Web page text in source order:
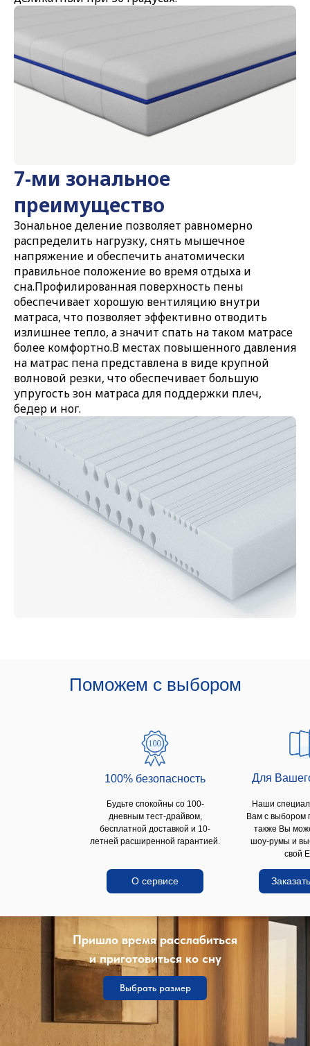
7-ми зональное
преимущество
Зональное деление позволяет равномерно
распределить нагрузку, снять мышечное
напряжение и обеспечить анатомически
правильное положение во время отдыха и
сна.Профилированная поверхность пены
обеспечивает хорошую вентиляцию внутри
матраса, что позволяет эффективно отводить
излишнее тепло, а значит спать на таком матрасе
более комфортно.В местах повышенного давления
на матрас пена представлена в виде крупной
волновой резки, что обеспечивает большую
упругость зон матраса для поддержки плеч,
бедер и ног.
Поможем с выбором
Для
100% безопаcность
Наши
Вам с выбором
также Вы
шоу-румы и
свой
Будьте спокойны со 100-
дневным тест-драйвом,
бесплатной доставкой и 10-
летней расширенной гарантией.
О сервисе
Пришло время расслабиться
и приготовиться ко сну
Выбрать размер